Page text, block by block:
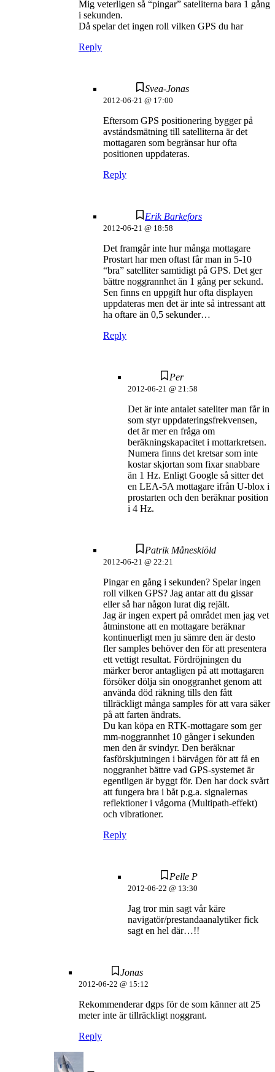
Mig veterligen så “pingar” sateliterna bara 1 gång
i sekunden.
Då spelar det ingen roll vilken GPS du har
Reply
Svea-Jonas
2012-06-21 @ 17:00
Eftersom GPS positionering bygger på
avståndsmätning till satelliterna är det
mottagaren som begränsar hur ofta
positionen uppdateras.
Reply
Erik Barkefors
2012-06-21 @ 18:58
Det framgår inte hur många mottagare
Prostart har men oftast får man in 5-10
“bra” satelliter samtidigt på GPS. Det ger
bättre noggrannhet än 1 gång per sekund.
Sen finns en uppgift hur ofta displayen
uppdateras men det är inte så intressant att
ha oftare än 0,5 sekunder…
Reply
Per
2012-06-21 @ 21:58
Det är inte antalet sateliter man får in
som styr uppdateringsfrekvensen,
det är mer en fråga om
beräkningskapacitet i mottarkretsen.
Numera finns det kretsar som inte
kostar skjortan som fixar snabbare
än 1 Hz. Enligt Google så sitter det
en LEA-5A mottagare ifrån U-blox i
prostarten och den beräknar position
i 4 Hz.
Patrik Måneskiöld
2012-06-21 @ 22:21
Pingar en gång i sekunden? Spelar ingen
roll vilken GPS? Jag antar att du gissar
eller så har någon lurat dig rejält.
Jag är ingen expert på området men jag vet
åtminstone att en mottagare beräknar
kontinuerligt men ju sämre den är desto
fler samples behöver den för att presentera
ett vettigt resultat. Fördröjningen du
märker beror antagligen på att mottagaren
försöker dölja sin onoggranhet genom att
använda död räkning tills den fått
tillräckligt många samples för att vara säker
på att farten ändrats.
Du kan köpa en RTK-mottagare som ger
mm-noggrannhet 10 gånger i sekunden
men den är svindyr. Den beräknar
fasförskjutningen i bärvågen för att få en
noggranhet bättre vad GPS-systemet är
egentligen är byggt för. Den har dock svårt
att fungera bra i båt p.g.a. signalernas
reflektioner i vågorna (Multipath-effekt)
och vibrationer.
Reply
Pelle P
2012-06-22 @ 13:30
Jag tror min sagt vår käre
navigatör/prestandaanalytiker fick
sagt en hel där…!!
Jonas
2012-06-22 @ 15:12
Rekommenderar dgps för de som känner att 25
meter inte är tillräckligt noggrant.
Reply